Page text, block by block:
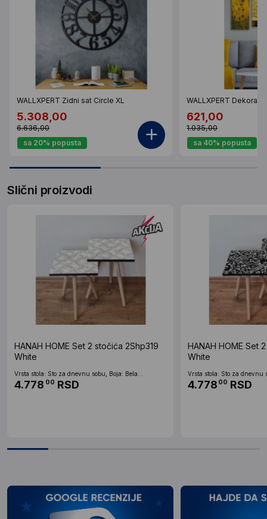
WALLXPERT Zidni sat Circle XL
5.308,00
6.636,00
sa 20% popusta
WALLXPERT
621,00
1.035,00
sa 40% popusta
Slični proizvodi
HANAH HOME Set 2 stočića 2Shp319
White
Vrsta stola: Sto za dnevnu sobu, Boja: Bela...
4.778 00 RSD
HANAH HOME Set
White
Vrsta stola: Sto za dnevnu
4.778 00 RSD